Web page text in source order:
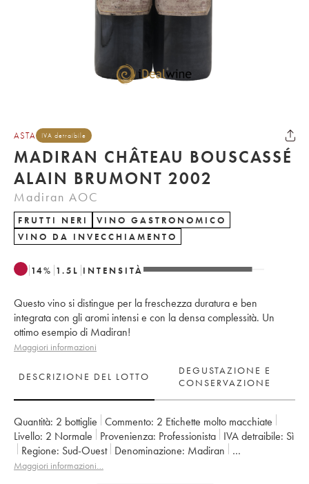
ASTA IVA detraibile
MADIRAN CHÂTEAU BOUSCASSÉ
ALAIN BRUMONT 2002
Madiran AOC
FRUTTI NERI
VINO GASTRONOMICO
VINO DA INVECCHIAMENTO
14% 1.5 L INTENSITÀ
Questo vino si distingue per la freschezza duratura e ben
integrata con gli aromi intensi e con la densa complessità. Un
ottimo esempio di Madiran!
Maggiori informazioni
DESCRIZIONE DEL LOTTO
DEGUSTAZIONE E
CONSERVAZIONE
Quantità: 2 bottiglie Commento: 2 Etichette molto macchiate
Livello: 2 Normale Provenienza: professionista IVA detraibile:
sì
Regione:
Sud-Ouest Denominazione:
Madiran
Proprietario:
Alain Brumont
Maggiori informazioni…